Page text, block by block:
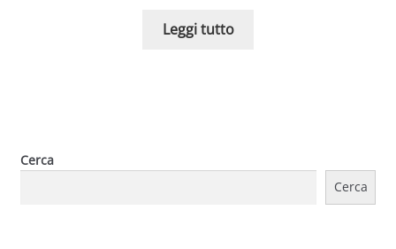
Leggi tutto
Cerca
Cerca